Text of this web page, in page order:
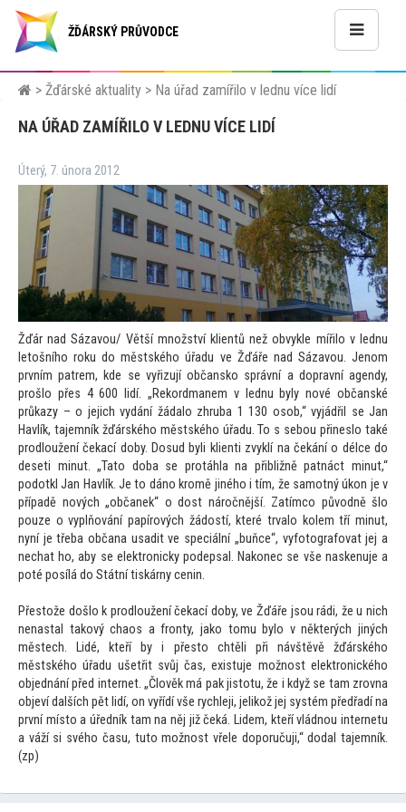
ŽĎÁRSKÝ PRŮVODCE
> Žďárské aktuality > Na úřad zamířilo v lednu více lidí
NA ÚŘAD ZAMÍŘILO V LEDNU VÍCE LIDÍ
Úterý, 7. února 2012
Žďár nad Sázavou/ Větší množství klientů než obvykle mířilo v lednu
letošního roku do městského úřadu ve Žďáře nad Sázavou. Jenom
prvním patrem, kde se vyřizují občansko správní a dopravní agendy,
prošlo přes 4 600 lidí. „Rekordmanem v lednu byly nové občanské
průkazy – o jejich vydání žádalo zhruba 1 130 osob,“ vyjádřil se Jan
Havlík, tajemník žďárského městského úřadu. To s sebou přineslo také
prodloužení čekací doby. Dosud byli klienti zvyklí na čekání o délce do
deseti minut. „Tato doba se protáhla na přibližně patnáct minut,“
podotkl Jan Havlík. Jeto dáno kromě jiného i tím, že samotný úkon je v
případě nových „občanek“ o dost náročnější. Zatímco původně šlo
pouze o vyplňování papírových žádostí, které trvalo kolem tří minut,
nyní je třeba občana usadit ve speciální „buňce“, vyfotografovat jej a
nechat ho, aby se elektronicky podepsal. Nakonec se vše naskenuje a
poté posílá do Státní tiskárny cenin.
Přestože došlo k prodloužení čekací doby, ve Žďáře jsou rádi, že u nich
nenastal takový chaos a fronty, jako tomu bylo v některých jiných
městech. Lidé, kteří by i přesto chtěli při návštěvě žďárského
městského úřadu ušetřit svůj čas, existuje možnost elektronického
objednání před internet. „Člověk má pak jistotu, že i když se tam zrovna
objeví dalších pět lidí, on vyřídí vše rychleji, jelikož jej systém předřadí na
první místo a úředník tam na něj již čeká. Lidem, kteří vládnou internetu
a váží si svého času, tuto možnost vřele doporučuji,“ dodal tajemník.
(zp)